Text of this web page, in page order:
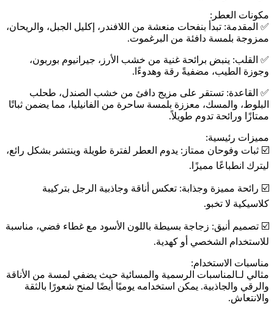
مكونات العطر:
✅️ المقدمة: تبدأ بنفحات منعشة من اللافندر، إكليل الجبل، والريحان،
ممزوجة بلمسة دافئة من البرغموت.
✅️ القلب: ينبض برائحة غنية من خشب الأرز، جيرانيوم بوربون،
وجوزة الطيب، مضفيةً رقة وهدوءًا.
✅️ القاعدة: تستقر على مزيج دافئ من خشب الصندل، طحلب
البلوط، والمسك، معززة بلمسة ساحرة من الفانيليا، مما يضمن ثباتًا
ممتازًا ورائحة تدوم طويلاً.
مميزات رئيسية:
☑️ ثبات وفوحان ممتاز: يدوم العطر لفترة طويلة وينتشر بشكل رائع،
ليترك انطباعًا مميزًا.
☑️ رائحة مميزة وجذابة: تعكس أناقة وجاذبية الرجل بتركيبة
كلاسيكية لا تخبو.
☑️ تصميم أنيق: زجاجة بسيطة باللون الأسود مع غطاء فضي، مناسبة
للاستخدام الشخصي أو كهدية.
مناسبات الاستخدام:
مثالي لـالمناسبات الرسمية والمسائية حيث يضفي لمسة من الأناقة
والرقي والجاذبية. يمكن استخدامه يوميًا أيضًا لمنح شعورًا بالثقة
والانتعاش.